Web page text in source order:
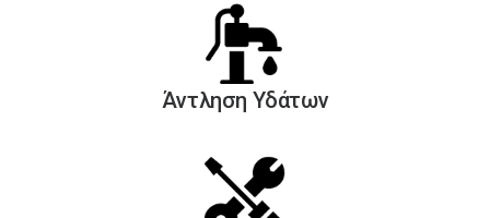
Άντληση Yδάτων